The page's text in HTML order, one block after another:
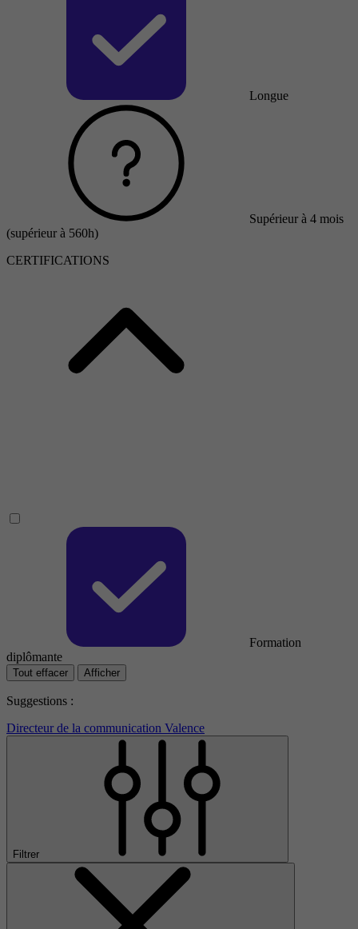
Longue
Supérieur à 4 mois
(supérieur à 560h)
CERTIFICATIONS
Formation
diplômante
Tout effacer Afficher
Suggestions :
Directeur de la communication Valence
Filtrer